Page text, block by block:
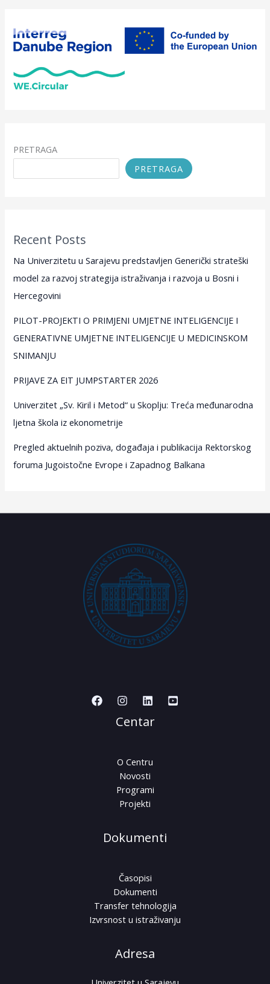
PRETRAGA
PRETRAGA
Recent Posts
Na Univerzitetu u Sarajevu predstavljen Generički strateški
model za razvoj strategija istraživanja i razvoja u Bosni i
Hercegovini
PILOT-PROJEKTI O PRIMJENI UMJETNE INTELIGENCIJE I
GENERATIVNE UMJETNE INTELIGENCIJE U MEDICINSKOM
SNIMANJU
PRIJAVE ZA EIT JUMPSTARTER 2026
Univerzitet „Sv. Kiril i Metod“ u Skoplju: Treća međunarodna
ljetna škola iz ekonometrije
Pregled aktuelnih poziva, događaja i publikacija Rektorskog
foruma Jugoistočne Evrope i Zapadnog Balkana
Centar
O Centru
Novosti
Programi
Projekti
Dokumenti
Časopisi
Dokumenti
Transfer tehnologija
Izvrsnost u istraživanju
Adresa